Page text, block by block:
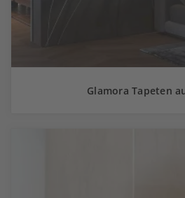
Glamora Tapeten